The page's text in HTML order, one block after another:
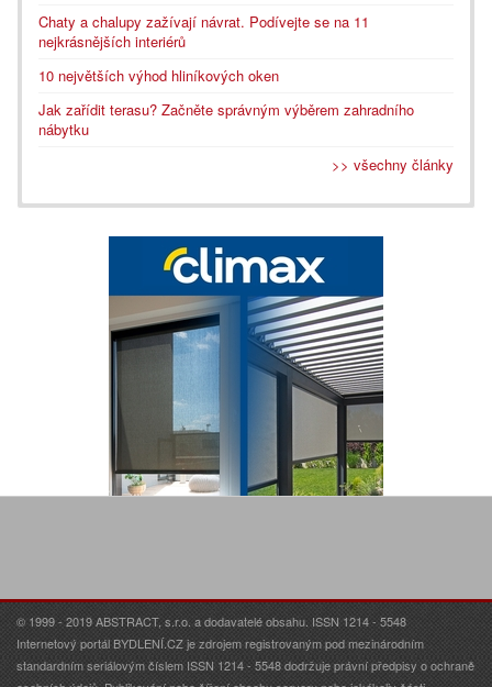
Chaty a chalupy zažívají návrat. Podívejte se na 11
nejkrásnějších interiérů
10 největších výhod hliníkových oken
Jak zařídit terasu? Začněte správným výběrem zahradního
nábytku
>> všechny články
© 1999 - 2019 ABSTRACT, s.r.o. a dodavatelé obsahu. ISSN 1214 - 5548
Internetový portál BYDLENÍ.CZ je zdrojem registrovaným pod mezinárodním
standardním seriálovým číslem ISSN 1214 - 5548 dodržuje právní předpisy o ochraně